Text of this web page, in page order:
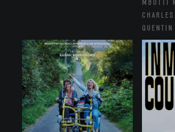
MBOTTI
QUENTIN